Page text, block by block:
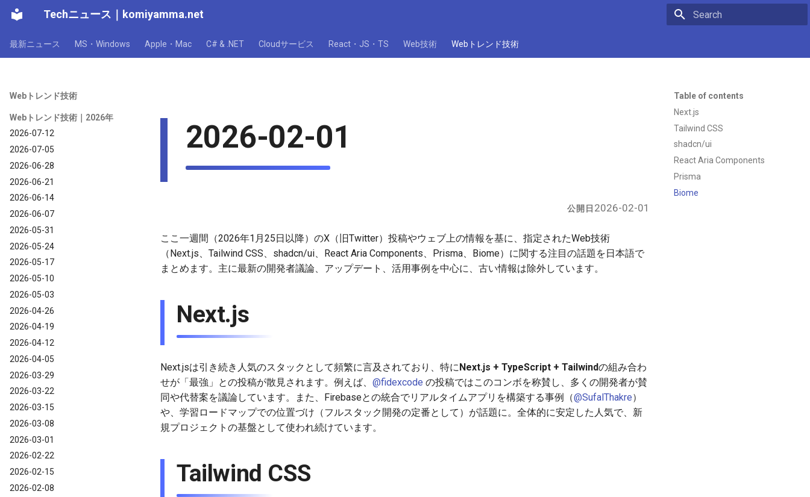
Techニュース komiyamma.net
最新ニュース MS・Windows Apple・Mac C# & .NET Cloudサービス React・JS・TS Web技術 Webトレンド技術
Webトレンド技術
Webトレンド技術｜2026年
2026-07-12
2026-07-05
2026-06-28
2026-06-21
2026-06-14
2026-06-07
2026-05-31
2026-05-24
2026-05-17
2026-05-10
2026-05-03
2026-04-26
2026-04-19
2026-04-12
2026-04-05
2026-03-29
2026-03-22
2026-03-15
2026-03-08
2026-03-01
2026-02-22
2026-02-15
2026-02-08
Table of contents
Next.js
Tailwind CSS
shadcn/ui
React Aria Components
Prisma
Biome
2026-02-01
公開日 2026-02-01
ここ一週間（2026年1月25日以降）のX（旧Twitter）投稿やウェブ上の情報を基に、指定されたWeb技術
（Next.js、Tailwind CSS、shadcn/ui、React Aria Components、Prisma、Biome）に関する注目の話題を日本語で
まとめます。主に最新の開発者議論、アップデート、活用事例を中心に、古い情報は除外しています。
Next.js
Next.jsは引き続き人気のスタックとして頻繁に言及されており、特にNext.js + TypeScript + Tailwindの組み合わ
せが「最強」との投稿が散見されます。例えば、 @fidexcode の投稿ではこのコンボを称賛し、多くの開発者が賛
同や代替案を議論しています。また、Firebaseとの統合でリアルタイムアプリを構築する事例（@SufalThakre）
や、学習ロードマップでの位置づけ（フルスタック開発の定番として）が話題に。全体的に安定した人気で、新
規プロジェクトの基盤として使われ続けています。
Tailwind CSS